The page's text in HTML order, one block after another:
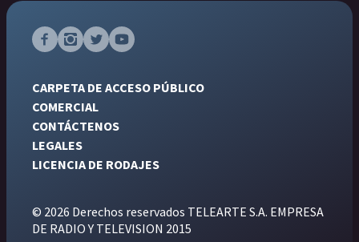
CARPETA DE ACCESO PÚBLICO
COMERCIAL
CONTÁCTENOS
LEGALES
LICENCIA DE RODAJES
© 2026 Derechos reservados TELEARTE S.A. EMPRESA
DE RADIO Y TELEVISION 2015